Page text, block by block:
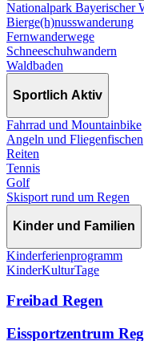
Nationalpark Bayerischer
Bierge(h)nusswanderung
Fernwanderwege
Schneeschuhwandern
Waldbaden
Sportlich Aktiv
Fahrrad und Mountainbike
Angeln und Fliegenfischen
Reiten
Tennis
Golf
Skisport rund um Regen
Kinder und Familien
Kinderferienprogramm
KinderKulturTage
Freibad Regen
Eissportzentrum